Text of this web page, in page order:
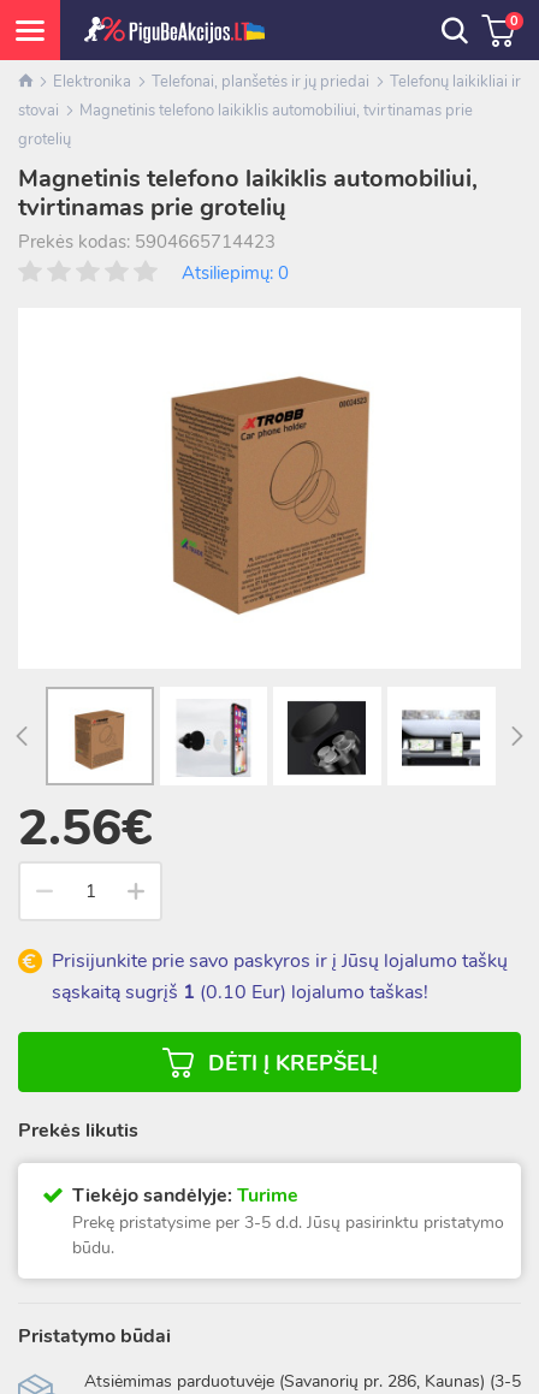
0
Elektronika Telefonai, planšetės ir jų priedai
Telefonų laikikliai ir
stovai
Magnetinis telefono laikiklis automobiliui, tvirtinamas prie
grotelių
Magnetinis telefono laikiklis automobiliui,
tvirtinamas prie grotelių
Prekės kodas: 5904665714423
Atsiliepimų: 0
2.56€
Prisijunkite prie savo paskyros ir į Jūsų lojalumo taškų
sąskaitą sugrįš 1 (0.10 Eur) lojalumo taškas!
DĖTI Į KREPŠELĮ
Prekės likutis
Tiekėjo sandėlyje: Turime
Prekę pristatysime per 3-5 d.d. Jūsų pasirinktu pristatymo
būdu.
Pristatymo būdai
Atsiėmimas parduotuvėje (Savanorių pr. 286, Kaunas) (3-5